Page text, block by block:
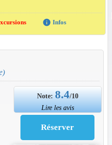
info Infos
Note:8.4/10
Lire les avis